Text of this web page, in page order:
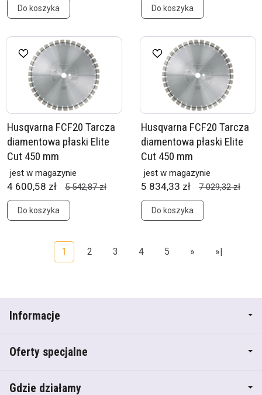
Do koszyka Do koszyka
Husqvarna FCF20 Tarcza
diamentowa płaski Elite
Cut 450 mm
jest w magazynie
4 600,58 zł 5 542,87 zł
Do koszyka
Husqvarna FCF20 Tarcza
diamentowa płaski Elite
Cut 450 mm
jest w magazynie
5 834,33 zł 7 029,32 zł
Do koszyka
1 2 3 4 5 » »|
Informacje
Oferty specjalne
Gdzie działamy